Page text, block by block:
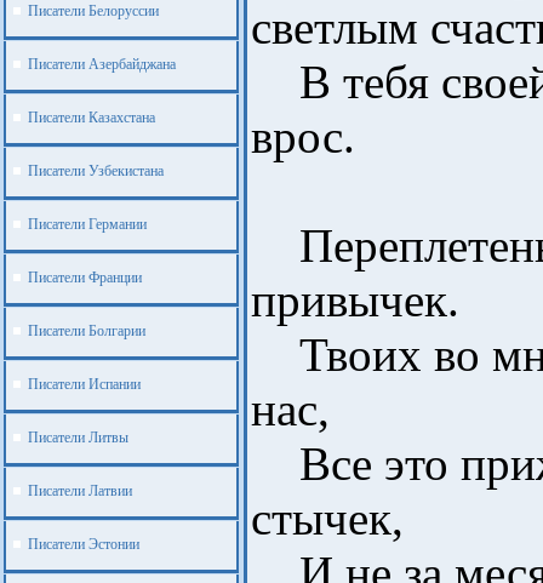
Писатели Белоруссии
Писатели Азербайджана
Писатели Казахстана
Писатели Узбекистана
Писатели Германии
Писатели Франции
Писатели Болгарии
Писатели Испании
Писатели Литвы
Писатели Латвии
Писатели Эстонии
светлым
В тебя
врос.
привычек.
Твоих во
нас,
Все это
стычек,